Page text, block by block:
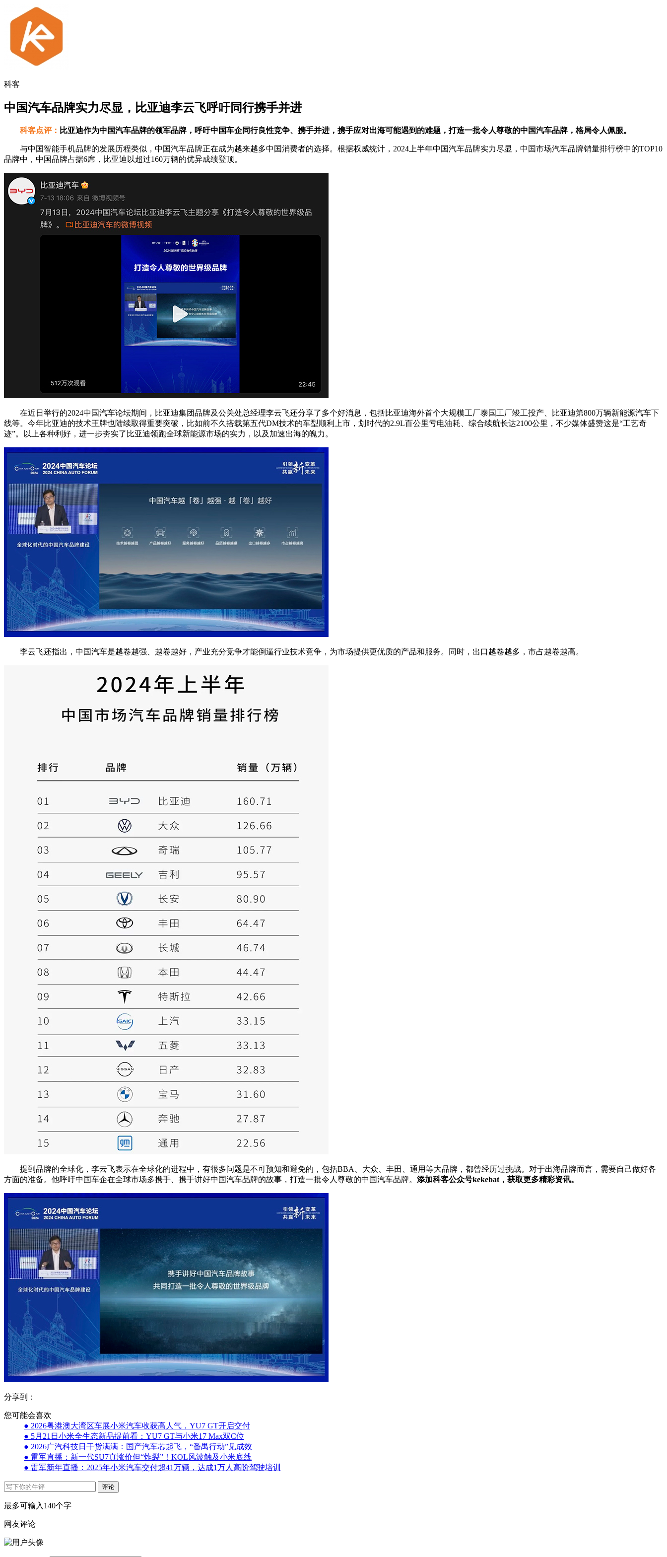
科客
中国汽车品牌实力尽显，比亚迪李云飞呼吁同行携手并进
科客点评： 比亚迪作为中国汽车品牌的领军品牌，呼吁中国车企同行良性竞争、携手并进，携手应对出海可能遇到的难题，打造一批令人尊敬的中国汽车品牌，格局令人佩服。
与中国智能手机品牌的发展历程类似，中国汽车品牌正在成为越来越多中国消费者的选择。根据权威统计，2024上半年中国汽车品牌实力尽显，中国市场汽车品牌销量排行榜中的TOP10
品牌中，中国品牌占据6席，比亚迪以超过160万辆的优异成绩登顶。
在近日举行的2024中国汽车论坛期间，比亚迪集团品牌及公关处总经理李云飞还分享了多个好消息，包括比亚迪海外首个大规模工厂泰国工厂竣工投产、比亚迪第800万辆新能源汽车下
线等。今年比亚迪的技术王牌也陆续取得重要突破，比如前不久搭载第五代DM技术的车型顺利上市，划时代的2.9L百公里亏电油耗、综合续航长达2100公里，不少媒体盛赞这是“工艺奇
迹”。以上各种利好，进一步夯实了比亚迪领跑全球新能源市场的实力，以及加速出海的魄力。
李云飞还指出，中国汽车是越卷越强、越卷越好，产业充分竞争才能倒逼行业技术竞争，为市场提供更优质的产品和服务。同时，出口越卷越多，市占越卷越高。
提到品牌的全球化，李云飞表示在全球化的进程中，有很多问题是不可预知和避免的，包括BBA、大众、丰田、通用等大品牌，都曾经历过挑战。对于出海品牌而言，需要自己做好各
方面的准备。他呼吁中国车企在全球市场多携手、携手讲好中国汽车品牌的故事，打造一批令人尊敬的中国汽车品牌。 添加科客公众号kekebat，获取更多精彩资讯。
分享到：
您可能会喜欢
● 2026粤港澳大湾区车展小米汽车收获高人气，YU7 GT开启交付
● 5月21日小米全生态新品提前看：YU7 GT与小米17 Max双C位
● 2026广汽科技日干货满满：国产汽车芯起飞，“番禺行动”见成效
● 雷军直播：新一代SU7真涨价但“炸裂”！KOL风波触及小米底线
● 雷军新年直播：2025年小米汽车交付超41万辆，达成1万人高阶驾驶培训
评论
最多可输入140个字
网友评论